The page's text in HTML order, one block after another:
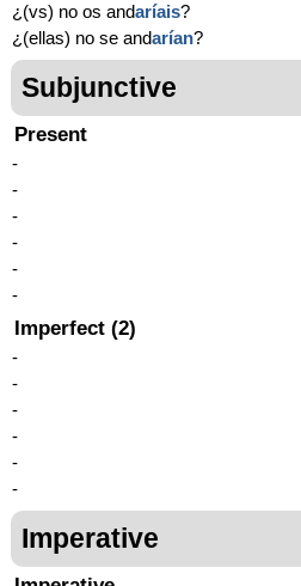
¿(vs) no os andaríais?
¿(ellas) no se andarían?
Subjunctive
Present
-
-
-
-
-
-
Imperfect (2)
-
-
-
-
-
-
Imperative